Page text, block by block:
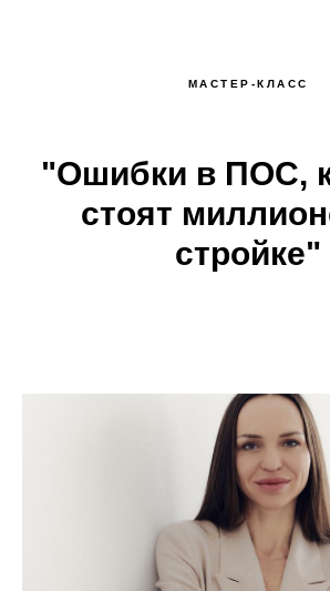
МАСТЕР-КЛАСС
"Ошибки в ПОС,
стоят
стройке"